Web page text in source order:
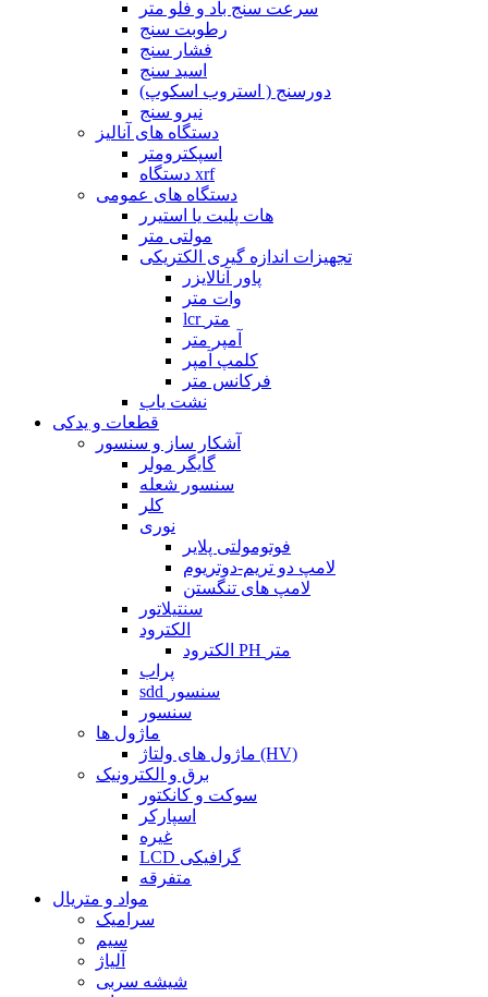
سرعت سنج باد و فلو متر
رطوبت سنج
فشار سنج
اسید سنج
دورسنج ( استروب اسکوپ)
نیرو سنج
دستگاه های آنالیز
اسپکترومتر
دستگاه xrf
دستگاه های عمومی
هات پلیت یا استیرر
مولتی متر
تجهیزات اندازه گیری الکتریکی
پاور آنالایزر
وات متر
lcr متر
آمپر متر
کلمپ آمپر
فرکانس متر
نشت یاب
قطعات و یدکی
آشکار ساز و سنسور
گایگر مولر
سنسور شعله
کلر
نوری
فوتومولتی پلایر
لامپ دو تریم-دوتریوم
لامپ های تنگستن
سنتیلاتور
الکترود
الکترود PH متر
پراب
sdd سنسور
سنسور
ماژول ها
ماژول های ولتاژ (HV)
برق و الکترونیک
سوکت و کانکتور
اسپارکر
غیره
LCD گرافیکی
متفرقه
مواد و متریال
سرامیک
سیم
آلیاژ
شیشه سربی